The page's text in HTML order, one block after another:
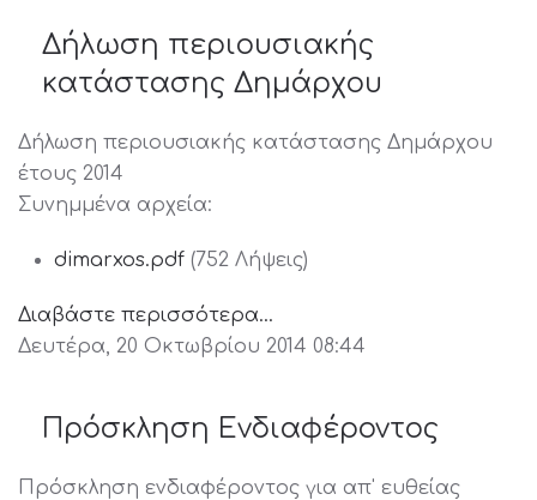
Δήλωση περιουσιακής
κατάστασης Δημάρχου
Δήλωση περιουσιακής κατάστασης Δημάρχου
έτους 2014
Συνημμένα αρχεία:
dimarxos.pdf (752 Λήψεις)
Διαβάστε περισσότερα...
Δευτέρα, 20 Οκτωβρίου 2014 08:44
Πρόσκληση Ενδιαφέροντος
Πρόσκληση ενδιαφέροντος για απ' ευθείας